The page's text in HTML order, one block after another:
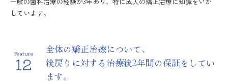
しています。
Feature
12
全体の矯正治療について、
後戻りに対する治療後2年間の保証をしてい
ます。